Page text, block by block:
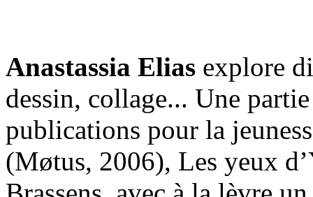
Anastassia Elias explore
dessin, collage... Une
publications pour la
(Møtus, 2006), Les yeux